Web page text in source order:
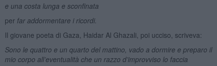
e una costa lunga e sconfinata
per far addormentare i ricordi.
Il giovane poeta di Gaza, Haidar Al Ghazali, poi ucciso, scriveva:
Sono le quattro e un quarto del mattino, vado a dormire e preparo il
mio corpo all’eventualità che un razzo d’improvviso lo faccia